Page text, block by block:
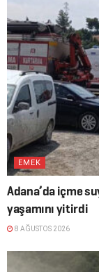
EMEK
Adana’da içme
yaşamını yitirdi
8 AĞUSTOS 2026